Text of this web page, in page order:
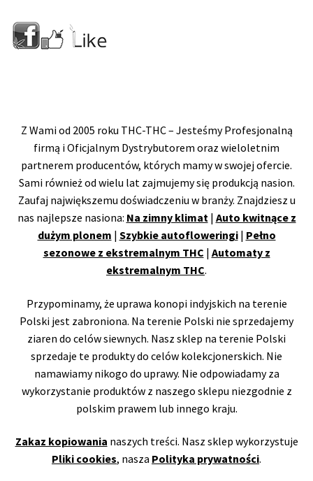
Z Wami od 2005 roku THC-THC – Jesteśmy Profesjonalną
firmą i Oficjalnym Dystrybutorem oraz wieloletnim
partnerem producentów, których mamy w swojej ofercie.
Sami również od wielu lat zajmujemy się produkcją nasion.
Zaufaj największemu doświadczeniu w branży. Znajdziesz u
nas najlepsze nasiona: Na zimny klimat| Auto kwitnące z
dużym plonem | Szybkie autofloweringi| Pełno
sezonowe z ekstremalnym THC | Automaty z
ekstremalnym THC.
Przypominamy, że uprawa konopi indyjskich na terenie
Polski jest zabroniona. Na terenie Polski nie sprzedajemy
ziaren do celów siewnych. Nasz sklep na terenie Polski
sprzedaje te produkty do celów kolekcjonerskich. Nie
namawiamy nikogo do uprawy. Nie odpowiadamy za
wykorzystanie produktów z naszego sklepu niezgodnie z
polskim prawem lub innego kraju.
Zakaz kopiowania naszych treści. Nasz sklep wykorzystuje
Pliki cookies, nasza Polityka prywatności.